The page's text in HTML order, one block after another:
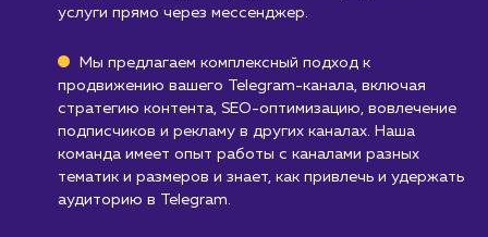
или сложные процессы, которые не могут
Telegram ботов, то данный продукт может
менее эффективным. В таких случаях,
разработка более индивидуальных и
настраиваемых решений, которые лучше
соответствуют уникальным потребностям